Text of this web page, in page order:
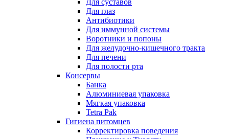
Для глаз
Антибиотики
Для иммунной системы
Воротники и попоны
Для желудочно-кишечного тракта
Для печени
Для полости рта
Консервы
Банка
Алюминиевая упаковка
Мягкая упаковка
Tetra Pak
Гигиена питомцев
Корректировка поведения